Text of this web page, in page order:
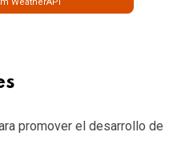
WeatherAPI
promover el desarrollo de